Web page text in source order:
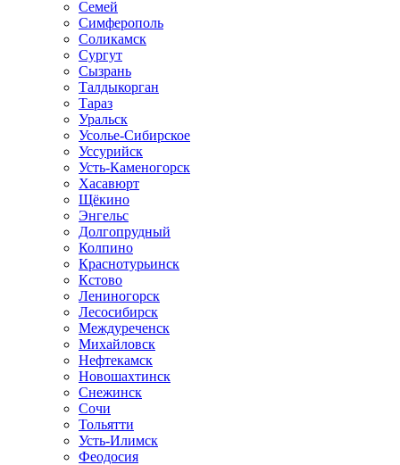
Семей
Симферополь
Соликамск
Сургут
Сызрань
Талдыкорган
Тараз
Уральск
Усолье-Сибирское
Уссурийск
Усть-Каменогорск
Хасавюрт
Щёкино
Энгельс
Долгопрудный
Колпино
Краснотурьинск
Кстово
Лениногорск
Лесосибирск
Междуреченск
Михайловск
Нефтекамск
Новошахтинск
Снежинск
Сочи
Тольятти
Усть-Илимск
Феодосия